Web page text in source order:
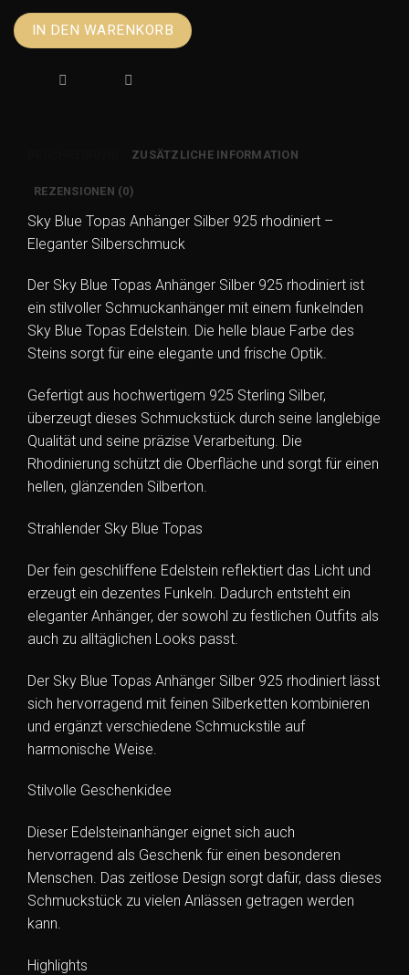
Sky
Blue
Anhänger
Eleganter
Schmuck
Menge
IN DEN WARENKORB
ZUSÄTZLICHE INFORMATION
REZENSIONEN (0)
Sky Blue Topas Anhänger Silber 925 rhodiniert –
Eleganter Silberschmuck
Der Sky Blue Topas Anhänger Silber 925 rhodiniert ist
ein stilvoller Schmuckanhänger mit einem funkelnden
Sky Blue Topas Edelstein. Die helle blaue Farbe des
Steins sorgt für eine elegante und frische Optik.
Gefertigt aus hochwertigem 925 Sterling Silber,
überzeugt dieses Schmuckstück durch seine langlebige
Qualität und seine präzise Verarbeitung. Die
Rhodinierung schützt die Oberfläche und sorgt für einen
hellen, glänzenden Silberton.
Strahlender Sky Blue Topas
Der fein geschliffene Edelstein reflektiert das Licht und
erzeugt ein dezentes Funkeln. Dadurch entsteht ein
eleganter Anhänger, der sowohl zu festlichen Outfits als
auch zu alltäglichen Looks passt.
Der Sky Blue Topas Anhänger Silber 925 rhodiniert lässt
sich hervorragend mit feinen Silberketten kombinieren
und ergänzt verschiedene Schmuckstile auf
harmonische Weise.
Stilvolle Geschenkidee
Dieser Edelsteinanhänger eignet sich auch
hervorragend als Geschenk für einen besonderen
Menschen. Das zeitlose Design sorgt dafür, dass dieses
Schmuckstück zu vielen Anlässen getragen werden
kann.
Highlights